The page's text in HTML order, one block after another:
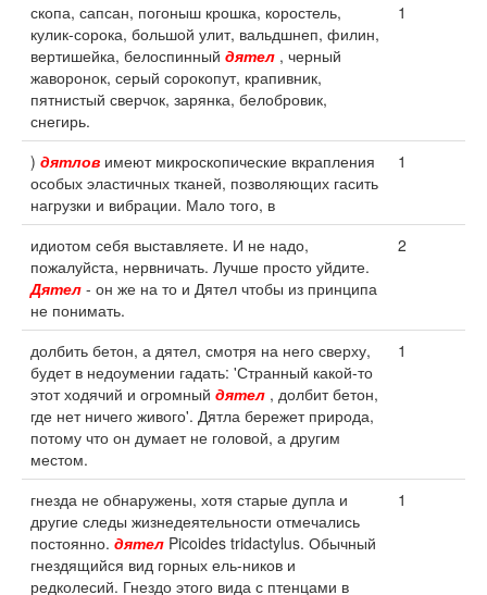
скопа, сапсан, погоныш крошка, коростель,
кулик-сорока, большой улит, вальдшнеп, филин,
вертишейка, белоспинный дятел , черный
жаворонок, серый сорокопут, крапивник,
пятнистый сверчок, зарянка, белобровик,
снегирь.
1
) дятлов имеют микроскопические вкрапления
особых эластичных тканей, позволяющих гасить
нагрузки и вибрации. Мало того, в
1
идиотом себя выставляете. И не надо,
пожалуйста, нервничать. Лучше просто уйдите.
Дятел - он же на то и Дятел чтобы из принципа
не понимать.
2
долбить бетон, а дятел, смотря на него сверху,
будет в недоумении гадать: 'Странный какой-то
этот ходячий и огромный дятел , долбит бетон,
где нет ничего живого'. Дятла бережет природа,
потому что он думает не головой, а другим
местом.
1
гнезда не обнаружены, хотя старые дупла и
другие следы жизнедеятельности отмечались
постоянно. дятел Picoides tridactylus. Обычный
гнездящийся вид горных ель-ников и
редколесий. Гнездо этого вида с птенцами в
1